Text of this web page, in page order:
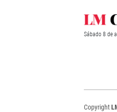
Sábado 8 de
Copyright